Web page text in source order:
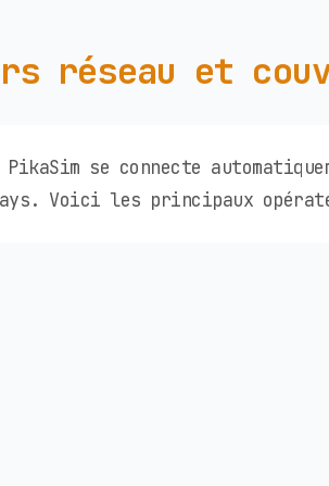
réseau et
PikaSim se connecte
Voici les principaux